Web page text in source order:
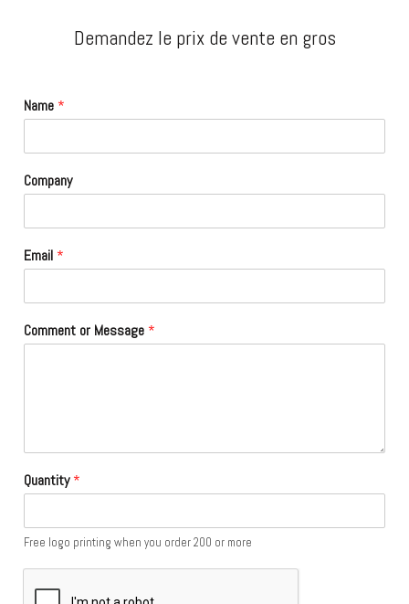
Demandez le prix de vente en gros
Name *
Company
Email *
Comment or Message *
Quantity*
Free logo printing when you order 200 or more